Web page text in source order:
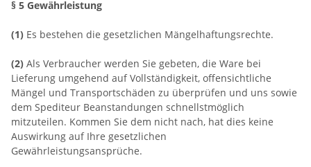
§ 5 Gewährleistung
(1) Es bestehen die gesetzlichen Mängelhaftungsrechte.
(2) Als Verbraucher werden Sie gebeten, die Ware bei
Lieferung umgehend auf Vollständigkeit, offensichtliche
Mängel und Transportschäden zu überprüfen und uns sowie
dem Spediteur Beanstandungen schnellstmöglich
mitzuteilen. Kommen Sie dem nicht nach, hat dies keine
Auswirkung auf Ihre gesetzlichen
Gewährleistungsansprüche.